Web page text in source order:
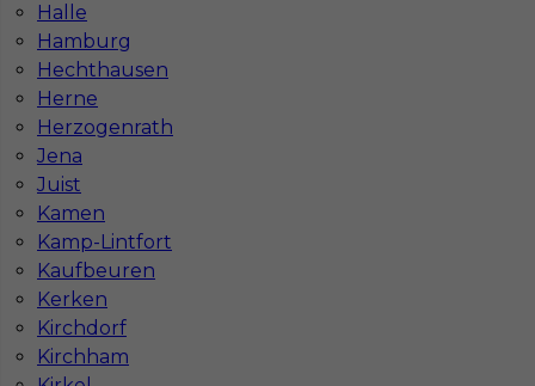
Halle
Hamburg
Hechthausen
Herne
Herzogenrath
Jena
Juist
Kamen
Kamp-Lintfort
Kaufbeuren
Kerken
Kirchdorf
Kirchham
Lokalizacja
Wymagane języki
Stawka 14 - 16 € / h